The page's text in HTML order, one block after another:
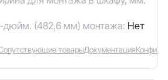
дюйм. (482,6 мм) монтажа: Нет
товарыДокументация